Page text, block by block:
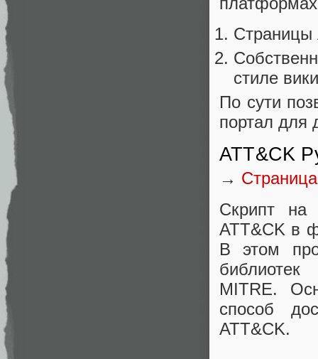
Страницы
стиле вики
По сути
портал для
ATT&CK
→
Скрипт на
ATT&CK в
В этом
MITRE.
способ
ATT&CK.